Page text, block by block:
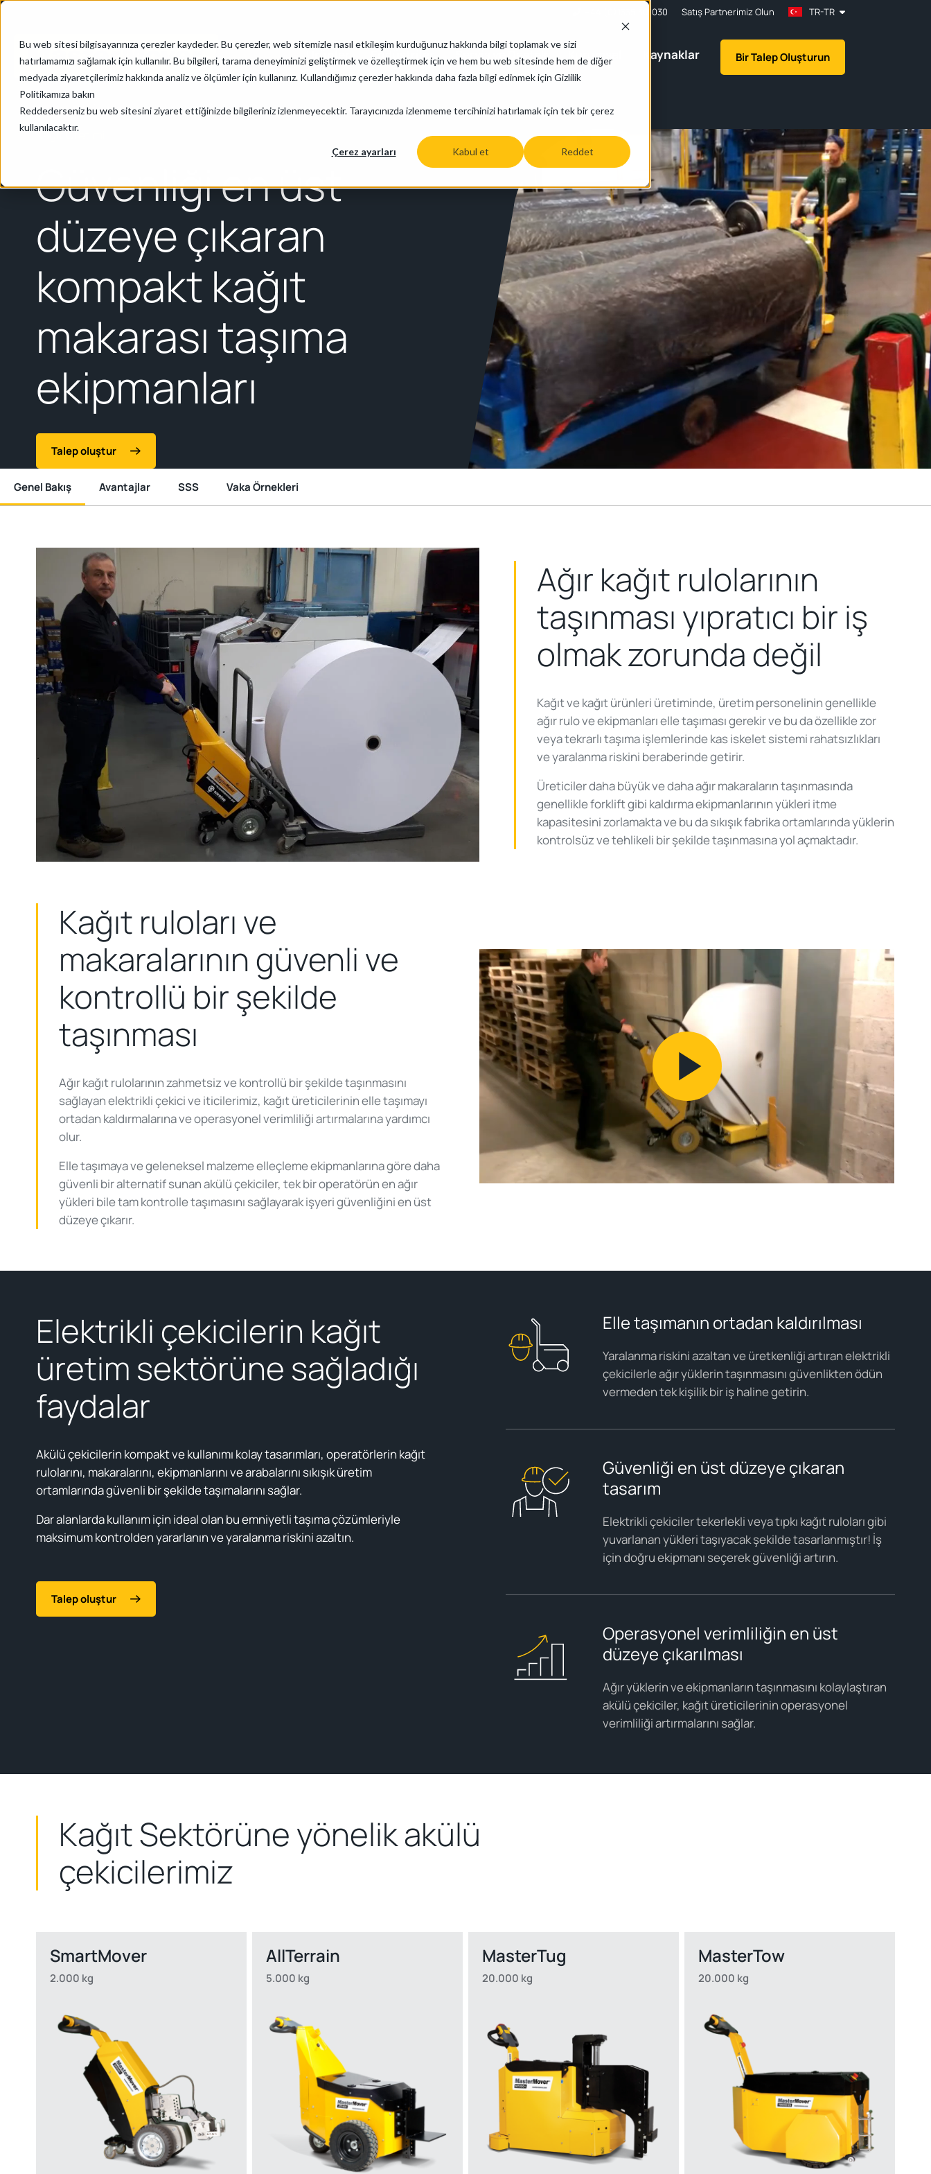
Bu web sitesi bilgisayarınıza çerezler kaydeder. Bu çerezler, web sitemizle nasıl etkileşim kurduğunuz hakkında bilgi toplamak ve sizi
hatırlamamızı sağlamak için kullanılır. Bu bilgileri, tarama deneyiminizi geliştirmek ve özelleştirmek için ve hem bu web sitesinde hem de diğer
medyada ziyaretçilerimiz hakkında analiz ve ölçümler için kullanırız. Kullandığımız çerezler hakkında daha fazla bilgi edinmek için Gizlilik
Politikamıza bakın
Reddederseniz bu web sitesini ziyaret ettiğinizde bilgileriniz izlenmeyecektir. Tarayıcınızda izlenmeme tercihinizi hatırlamak için tek bir çerez
kullanılacaktır.
Çerez ayarları Kabul et Reddet
+44 (0)1335 301030 Satış Partnerimiz Olun TR-TR
Ürünler Endüstriler Servis ve Destek Kurumsal Kaynaklar Bir Talep Oluşturun
Anasayfa/ Üretim ve Montaj/ Kağıt Üretimi
Güvenliği en üst
düzeye çıkaran
kompakt kağıt
makarası taşıma
ekipmanları
Kağıt Üretimi
Talep oluştur
Genel Bakış Avantajlar SSS Vaka Örnekleri
Ağır kağıt rulolarının
taşınması yıpratıcı bir iş
olmak zorunda değil
Kağıt ve kağıt ürünleri üretiminde, üretim personelinin genellikle
ağır rulo ve ekipmanları elle taşıması gerekir ve bu da özellikle zor
veya tekrarlı taşıma işlemlerinde kas iskelet sistemi rahatsızlıkları
ve yaralanma riskini beraberinde getirir.
Üreticiler daha büyük ve daha ağır makaraların taşınmasında
genellikle forklift gibi kaldırma ekipmanlarının yükleri itme
kapasitesini zorlamakta ve bu da sıkışık fabrika ortamlarında yüklerin
kontrolsüz ve tehlikeli bir şekilde taşınmasına yol açmaktadır.
Play
Video
Kağıt ruloları ve
makaralarının güvenli ve
kontrollü bir şekilde
taşınması
Ağır kağıt rulolarının zahmetsiz ve kontrollü bir şekilde taşınmasını
sağlayan elektrikli çekici ve iticilerimiz, kağıt üreticilerinin elle taşımayı
ortadan kaldırmalarına ve operasyonel verimliliği artırmalarına yardımcı
olur.
Elle taşımaya ve geleneksel malzeme elleçleme ekipmanlarına göre daha
güvenli bir alternatif sunan akülü çekiciler, tek bir operatörün en ağır
yükleri bile tam kontrolle taşımasını sağlayarak işyeri güvenliğini en üst
düzeye çıkarır.
Elektrikli çekicilerin kağıt
üretim sektörüne sağladığı
faydalar
Akülü çekicilerin kompakt ve kullanımı kolay tasarımları, operatörlerin kağıt
rulolarını, makaralarını, ekipmanlarını ve arabalarını sıkışık üretim
ortamlarında güvenli bir şekilde taşımalarını sağlar.
Dar alanlarda kullanım için ideal olan bu emniyetli taşıma çözümleriyle
maksimum kontrolden yararlanın ve yaralanma riskini azaltın.
Talep oluştur
Elle taşımanın ortadan kaldırılması
Yaralanma riskini azaltan ve üretkenliği artıran elektrikli
çekicilerle ağır yüklerin taşınmasını güvenlikten ödün
vermeden tek kişilik bir iş haline getirin.
Güvenliği en üst düzeye çıkaran
tasarım
Elektrikli çekiciler tekerlekli veya tıpkı kağıt ruloları gibi
yuvarlanan yükleri taşıyacak şekilde tasarlanmıştır! İş
için doğru ekipmanı seçerek güvenliği artırın.
Operasyonel verimliliğin en üst
düzeye çıkarılması
Ağır yüklerin ve ekipmanların taşınmasını kolaylaştıran
akülü çekiciler, kağıt üreticilerinin operasyonel
verimliliği artırmalarını sağlar.
Kağıt Sektörüne yönelik akülü
çekicilerimiz
SmartMover
2.000 kg
AllTerrain
5.000 kg
MasterTug
20.000 kg
MasterTow
20.000 kg